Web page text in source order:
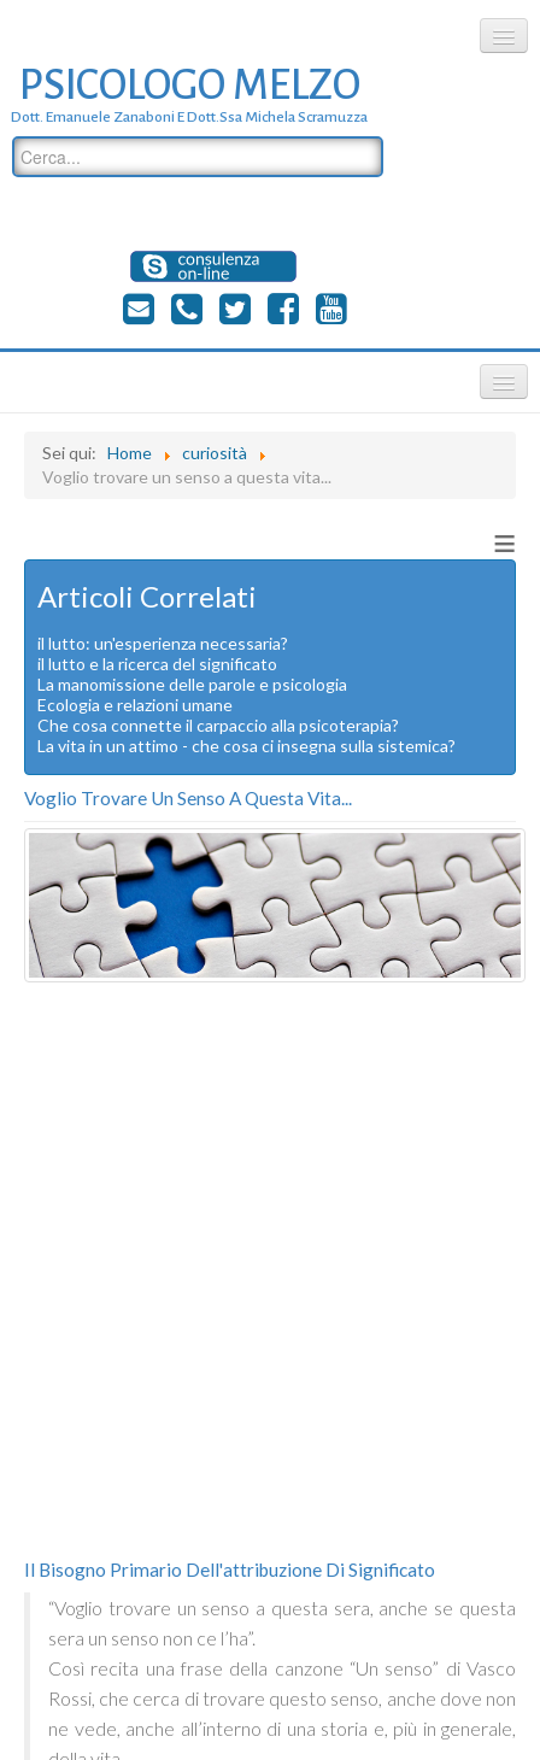
chi siamo
dove siamo
dott. Emanuele Zanaboni
dott.ssa michela scramuzza
PSICOLOGO MELZO
Dott. Emanuele Zanaboni E Dott.ssa Michela Scramuzza
Sei qui: Home
curiosità
Voglio trovare un senso a questa vita...
≡
Articoli Correlati
il lutto: un'esperienza necessaria?
il lutto e la ricerca del significato
La manomissione delle parole e psicologia
Ecologia e relazioni umane
Che cosa connette il carpaccio alla psicoterapia?
La vita in un attimo - che cosa ci insegna sulla sistemica?
Voglio Trovare Un Senso A Questa Vita...
Il Bisogno Primario Dell'attribuzione Di Significato
“Voglio trovare un senso a questa sera, anche se questa
sera un senso non ce l’ha”.
Così recita una frase della canzone “Un senso” di Vasco
Rossi, che cerca di trovare questo senso, anche dove non
ne vede, anche all’interno di una storia e, più in generale,